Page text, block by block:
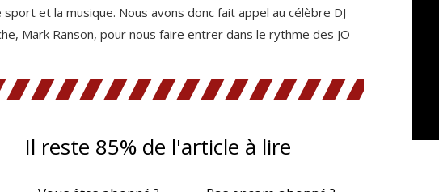
sport et la musique. Nous avons donc fait appel au célèbre DJ
Mark Ranson, pour nous faire entrer dans le rythme des JO
Il reste 85% de l'article à lire